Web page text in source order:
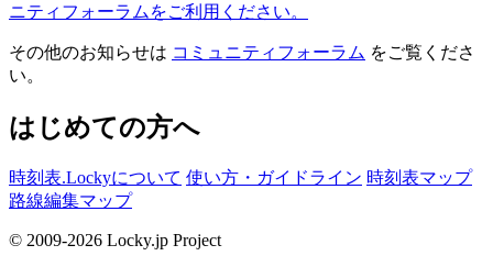
ニティフォーラムをご利用ください。
その他のお知らせは コミュニティフォーラム をご覧くださ
い。
はじめての方へ
時刻表.Lockyについて 使い方・ガイドライン 時刻表マップ
路線編集マップ
© 2009-2026 Locky.jp Project